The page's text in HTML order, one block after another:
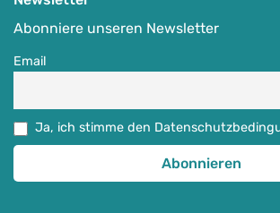
Abonniere unseren Newsletter
Email
Ja, ich stimme den